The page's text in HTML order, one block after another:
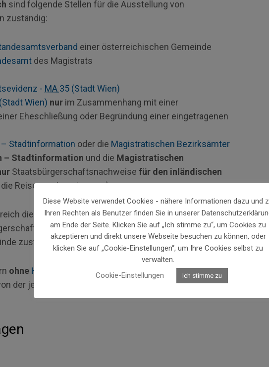
sind folgende Stellen für die Ausstellung von
zuständig:
einer österreichischen Gemeinde
des Magistrats
- MA 35 (Stadt Wien)
Wien) nur im Zusammenhang mit einer
Eheschließung oder Begründung einer eingetragenen
Stadtinformation oder die Magistratischen Bezirksämter
– Stadtinformation und die Magistratischen
Staatsbürgerschaftsnachweise für den inländischen
Reisepassbeantragung).
die Person ihren Hauptwohnsitz hat. Zur Ausstellung
und zur Entscheidung über
zuständig, an die sich die Person wendet.
ohne Hauptwohnsitz in Österreich
haben, erhalten den
der jeweiligen
österreichischen Vertretungsbehörde
Diese Website verwendet Cookies - nähere Informationen dazu und
Ihren Rechten als Benutzer finden Sie in unserer
am Ende der Seite. Klicken Sie auf „Ich stimme zu“, um Cookies zu
akzeptieren und direkt unsere Webseite besuchen zu können, oder
klicken Sie auf „Cookie-Einstellungen“, um Ihre Cookies selbst zu
verwalten.
Cookie-Einstellungen
Ich stimme zu